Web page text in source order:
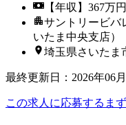
【年収】367万
サントリービバ
いたま中央支店）
埼玉県さいたま
最終更新日 ： 2026年06
この求人に応募する ま